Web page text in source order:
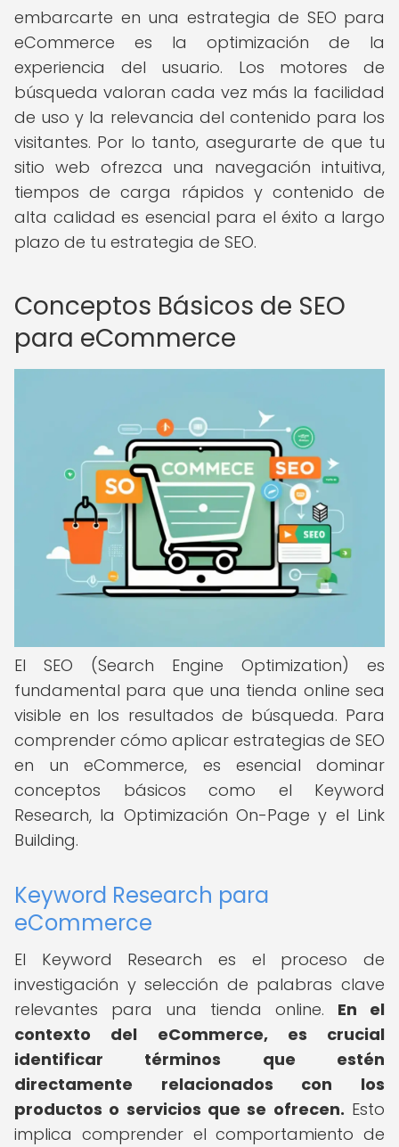
embarcarte en una estrategia de SEO para
eCommerce es la optimización de la
experiencia del usuario. Los motores de
búsqueda valoran cada vez más la facilidad
de uso y la relevancia del contenido para los
visitantes. Por lo tanto, asegurarte de que tu
sitio web ofrezca una navegación intuitiva,
tiempos de carga rápidos y contenido de
alta calidad es esencial para el éxito a largo
plazo de tu estrategia de SEO.
Conceptos Básicos de SEO
para eCommerce
El SEO (Search Engine Optimization) es
fundamental para que una tienda online sea
visible en los resultados de búsqueda. Para
comprender cómo aplicar estrategias de SEO
en un eCommerce, es esencial dominar
conceptos básicos como el Keyword
Research, la Optimización On-Page y el Link
Building.
Keyword Research para
eCommerce
El Keyword Research es el proceso de
investigación y selección de palabras clave
relevantes para una tienda online. En el
contexto del eCommerce, es crucial
identificar términos que estén
directamente relacionados con los
productos o servicios que se ofrecen. Esto
implica comprender el comportamiento de